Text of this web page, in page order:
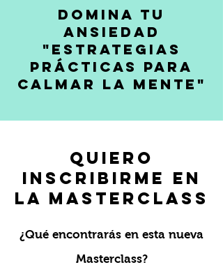
Domina tu
ansiedad
"Estrategias
prácticas para
calmar la mente"
Quiero
inscribirme en
la MAsterclass
¿Qué encontrarás en esta nueva
Masterclass?